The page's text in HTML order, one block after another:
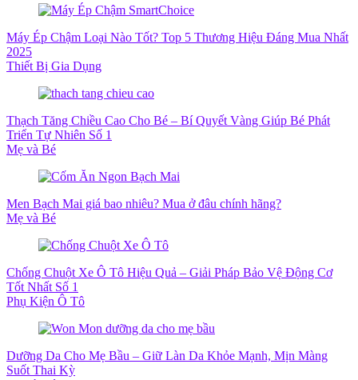
Máy Ép Chậm Loại Nào Tốt? Top 5 Thương Hiệu Đáng Mua Nhất
2025
Thiết Bị Gia Dụng
Thạch Tăng Chiều Cao Cho Bé – Bí Quyết Vàng Giúp Bé Phát
Triển Tự Nhiên Số 1
Mẹ và Bé
Men Bạch Mai giá bao nhiêu? Mua ở đâu chính hãng?
Mẹ và Bé
Chống Chuột Xe Ô Tô Hiệu Quả – Giải Pháp Bảo Vệ Động Cơ
Tốt Nhất Số 1
Phụ Kiện Ô Tô
Dưỡng Da Cho Mẹ Bầu – Giữ Làn Da Khỏe Mạnh, Mịn Màng
Suốt Thai Kỳ